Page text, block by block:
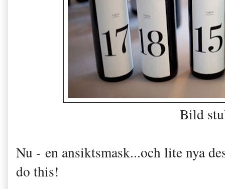
Bild
Nu - en ansiktsmask...och lite nya
do this!